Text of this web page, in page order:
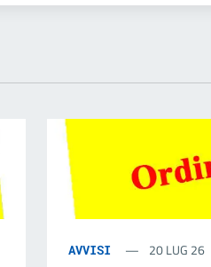
AVVISI 20 LUG 26